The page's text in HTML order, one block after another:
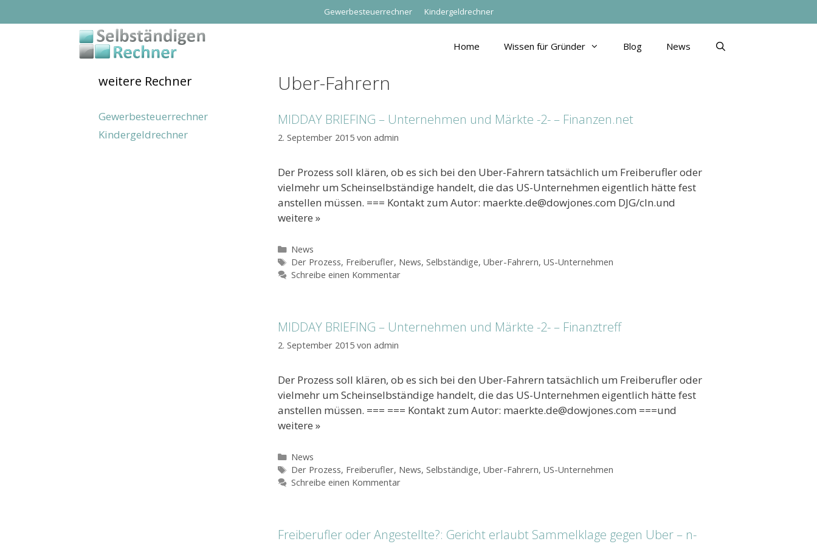
Inhalt
Gewerbesteuerrechner Kindergeldrechner
Home Wissen für Gründer Blog News
Uber-Fahrern
MIDDAY BRIEFING – Unternehmen und Märkte -2- – Finanzen.net
2. September 2015 von admin
Der Prozess soll klären, ob es sich bei den Uber-Fahrern tatsächlich um Freiberufler oder
vielmehr um Scheinselbständige handelt, die das US-Unternehmen eigentlich hätte fest
anstellen müssen. === Kontakt zum Autor: maerkte.de@dowjones.com DJG/cln.und
weitere »
Kategorien
News
Schlagwörter
Der Prozess, Freiberufler, News, Selbständige, Uber-Fahrern, US-Unternehmen
Schreibe einen Kommentar
MIDDAY BRIEFING – Unternehmen und Märkte -2- – Finanztreff
2. September 2015 von admin
Der Prozess soll klären, ob es sich bei den Uber-Fahrern tatsächlich um Freiberufler oder
vielmehr um Scheinselbständige handelt, die das US-Unternehmen eigentlich hätte fest
anstellen müssen. === === Kontakt zum Autor: maerkte.de@dowjones.com ===und
weitere »
Kategorien
News
Schlagwörter
Der Prozess, Freiberufler, News, Selbständige, Uber-Fahrern, US-Unternehmen
Schreibe einen Kommentar
Freiberufler oder Angestellte?: Gericht erlaubt Sammelklage gegen Uber – n-
weitere Rechner
Gewerbesteuerrechner
Kindergeldrechner